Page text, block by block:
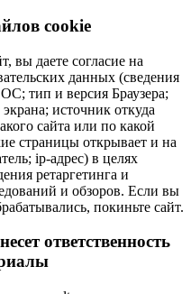
cookie
вы даете согласие на
данных (сведения
тип и версия Браузера;
источник откуда
сайта или по какой
страницы открывает и на
ip-адрес) в целях
ретаргетинга и
и обзоров. Если вы
покиньте сайт.
ответственность